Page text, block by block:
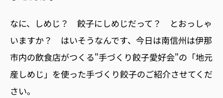
なに、しめじ？ 餃子にしめじだって？ とおっしゃ
いますか？ はいそうなんです、今日は南信州は伊那
市内の飲食店がつくる"手づくり餃子愛好会"の「地元
産しめじ」を使った手づくり餃子のご紹介させてくだ
さい。